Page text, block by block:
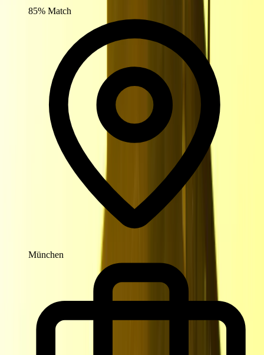
85% Match
München